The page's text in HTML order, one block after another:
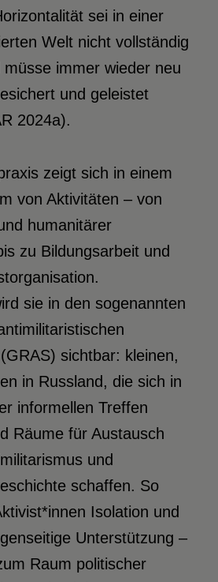
sei in einer
Welt nicht vollständig
immer wieder neu
und geleistet
2024a).
zeigt sich in einem
von Aktivitäten – von
humanitärer
zu Bildungsarbeit und
sie in den sogenannten
sichtbar: kleinen,
in Russland, die sich in
informellen Treffen
Räume für Austausch
und
schaffen. So
Isolation und
Unterstützung –
Raum politischer